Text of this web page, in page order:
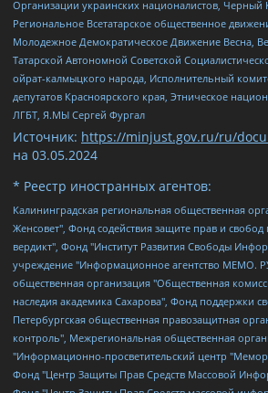
Организации украинских националистов, Черный
Региональное Всетатарское общественное
Молодежное Демократическое Движение Весна,
Татарской Автономной Советской
ойрат-калмыцкого народа, Исполнительный
депутатов Красноярского края, Этническое
ЛГБТ, Я.МЫ Сергей Фургал
Источник: https://minjust.gov.ru/ru/
на 03.05.2024
* Реестр иностранных агентов:
Калининградская региональная общественная организация "Экозащита!-Женсовет", Фонд содействия защите прав и свобод граждан "Общественный вердикт", Фонд "Институт Развития Свободы Информации", Частное учреждение "Информационное агентство МЕМО. РУ", Региональная общественная организация "Общественная комиссия по сохранению наследия академика Сахарова", Фонд поддержки свободы прессы, Санкт-Петербургская общественная правозащитная организация "Гражданский контроль", Межрегиональная общественная организация "Информационно-просветительский центр "Мемориал", Региональный Фонд "Центр Защиты Прав Средств Массовой Информации", с 05.12.2023 Фонд "Центр Защиты Прав Средств массовой информации", Региональная общественная благотворительная организация помощи беженцам и мигрантам "Гражданское содействие", Негосударственное образовательное учреждение дополнительного профессионального образования (повышение квалификации) специалистов "АКАДЕМИЯ ПО ПРАВАМ ЧЕЛОВЕКА", Свердловская региональная общественная организация "Сутяжник", Автономная некоммерческая организация "Центр независимых социологических исследований", Союз общественных объединений "Российский исследовательский центр по правам человека", Региональное общественное учреждение научно-информационный центр "МЕМОРИАЛ", Некоммерческая организация "Фонд защиты гласности", Автономная некоммерческая организация "Институт прав человека", Городская общественная организация "Екатеринбургское общество "МЕМОРИАЛ", Городская общественная организация "Рязанское историко-просветительское и правозащитное общество "Мемориал" (Рязанский Мемориал), Челябинский региональный орган общественной самодеятельности – женское общественное объединение "Женщины Евразии", Челябинский региональный орган общественной самодеятельности "Уральская правозащитная группа", Фонд содействия защите здоровья и социальной справедливости имени Андрея Рылькова, Автономная Некоммерческая Организация "Аналитический Центр Юрия Левады", Автономная некоммерческая организация социальной поддержки населения "Проект Апрель", Региональная общественная организация помощи женщинам и детям, находящимся в кризисной ситуации "Информационно-методический центр "Анна", Фонд содействия развитию массовых коммуникаций и правовому просвещению "Так-так-Так", Фонд содействия устойчивому развитию "Серебряная тайга", Свердловский региональный общественный фонд социальных проектов "Новое время", "Idel.Реалии", Кавказ.Реалии, Крым.Реалии, Телеканал Настоящее Время, Татаро-башкирская служба Радио Свобода (Azatliq Radiosi), Радио Свободная Европа/Радио Свобода (PCE/PC), "Сибирь.Реалии", "Фактограф", Благотворительный фонд помощи осужденным и их семьям, Автономная некоммерческая организация "Институт глобализации и социальных движений", Фонд "В защиту прав заключенных", Частное учреждение "Центр поддержки и содействия развитию средств массовой информации", Пензенский региональный общественный благотворительный фонд "Гражданский союз", "Север.Реалии", Некоммерческая организация Фонд "Правовая инициатива", Общество с ограниченной ответственностью "Радио Свободная Европа/Радио Свобода", Чешское информационное агентство "MEDIUM-ORIENT", Красноярская региональная общественная организация "Мы против СПИДа", Камалягин Денис Николаевич, Маркелов Сергей Евгеньевич, Пономарев Лев Александрович, Савицкая Людмила Алексеевна, Автономная некоммерческая организация "Центр по работе с проблемой насилия "НАСИЛИЮ.НЕТ", Межрегиональный профессиональный союз работников здравоохранения "Альянс врачей", Юридическое лицо, зарегистрированное в Латвийской Республике, SIA "Medusa Project" (регистрационный номер 40103797863, дата регистрации 10.06.2014), Некоммерческая организация "Фонд по борьбе с коррупцией", Автономная некоммерческая организация "Институт права и публичной политики", Баданин Роман Сергеевич, Гликин Максим Александрович, Железнова Мария Михайловна, Лукьянова Юлия Сергеевна, Маетная Елизавета Витальевна, Маняхин Петр Борисович, Чуракова Ольга Владимировна, Ярош Юлия Петровна, Юридическое лицо "The Insider SIA", зарегистрированное в Риге, Латвийская Республика (дата регистрации 26.06.2015), являющееся администратором доменного имени интернет-издания "The Insider SIA", https://theins.ru, Постернак Алексей Евгеньевич, Рубин Михаил Аркадьевич, Анин Роман Александрович, Юридическое лицо Istories fonds, зарегистрированное в Латвийской Республике (регистрационный номер 50008295751, дата регистрации 24.02.2020), Великовский Дмитрий Александрович, Долинина Ирина Николаевна, Мароховская Алеся Алексеевна, Шлейнов Роман Юрьевич, Шмагун Олеся Валентиновна, Общество с ограниченной ответственностью "Альтаир 2021", Общество с ограниченной ответственностью "Вега 2021", Общество с ограниченной ответственностью "Главный редактор 2021", Общество с ограниченной ответственностью "Ромашки монолит", Важенков Артем Валерьевич, Ивановская областная общественная организация "Центр гендерных исследований", Гурман Юрий Альбертович, Медиапроект "ОВД-Инфо", Егоров Владимир Владимирович, Жилинский Владимир Александрович, Общество с ограниченной ответственностью "ЗП", Иванова София Юрьевна, Карезина Инна Павловна, Кильтау Екатерина Викторовна, Петров Алексей Викторович, Пискунов Сергей Евгеньевич, Смирнов Сергей Сергеевич, Тихонов Михаил Сергеевич, Общество с ограниченной ответственностью "ЖУРНАЛИСТ-ИНОСТРАННЫЙ АГЕНТ", Арапова Галина Юрьевна, Вольтская Татьяна Анатольевна, Американская компания "Mason G.E.S. Anonymous Foundation" (США), являющаяся владельцем интернет-издания https://mnews.world/, Компания "Stichting Bellingcat", зарегистрированная в Нидерландах (дата регистрации 11.07.2018), Захаров Андрей Вячеславович, Клепиковская Екатерина Дмитриевна, Общество с ограниченной ответственностью "МЕМО", Перл Роман Александрович, Симонов Евгений Алексеевич, Соловьева Елена Анатольевна, Сотников Даниил Владимирович, Сурначева Елизавета Дмитриевна, Автономная некоммерческая организация по защите прав человека и информированию населения "Якутия – Наше Мнение", Общество с ограниченной ответственностью "Москоу диджитал медиа", с 26.01.2023 Общество с ограниченной ответственностью "Чайка Белые сады", Ветошкина Валерия Валерьевна, Заговора Максим Александрович, Межрегиональное общественное движение "Российская ЛГБТ - сеть", Оленичев Максим Владимирович, Павлов Иван Юрьевич, Скворцова Елена Сергеевна, Общество с ограниченной ответственностью "Как бы инагент", Кочетков Игорь Викторович, Общество с ограниченной ответственностью "Честные выборы", Еланчик Олег Александрович, Общество с ограниченной ответственностью "Нобелевский призыв", Гималова Регина Эмилевна, Григорьев Андрей Валерьевич, Григорьева Алина Александровна, Ассоциация по содействию защите прав призывников, альтернативнослужащих и военнослужащих "Правозащитная группа "Гражданин.Армия.Право", Хисамова Регина Фаритовна, Автономная некоммерческая организация по